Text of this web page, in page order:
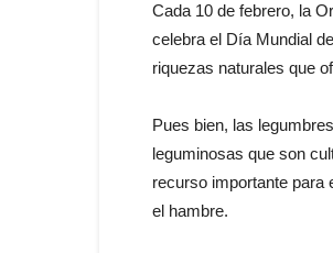
Cada 10 de febrero, la
celebra el Día Mundial
riquezas naturales que
Pues bien, las
leguminosas que son
recurso importante para
el hambre.